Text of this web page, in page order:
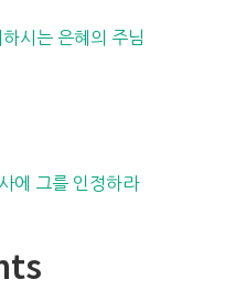
시는 은혜의 주님
에 그를 인정하라